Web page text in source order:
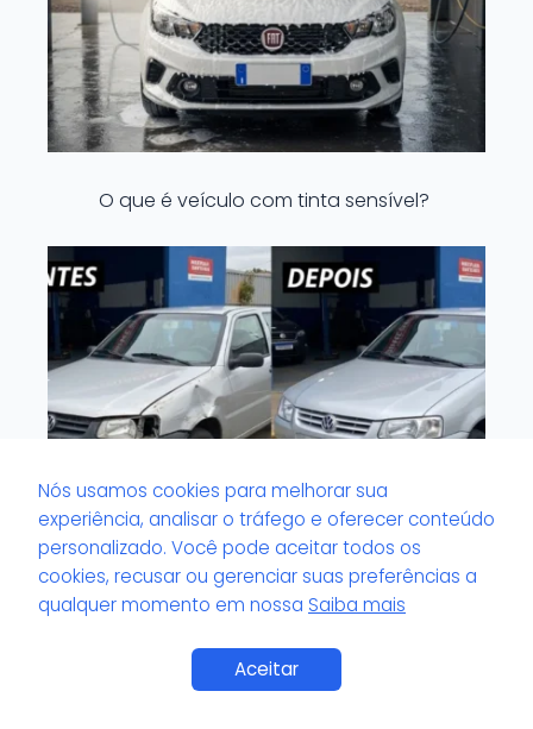
O que é veículo com tinta sensível?
O que é valor de pH no verniz?
Nós usamos cookies para melhorar sua
experiência, analisar o tráfego e oferecer conteúdo
personalizado. Você pode aceitar todos os
cookies, recusar ou gerenciar suas preferências a
qualquer momento em nossa Saiba mais
AceitarSaiba Mais